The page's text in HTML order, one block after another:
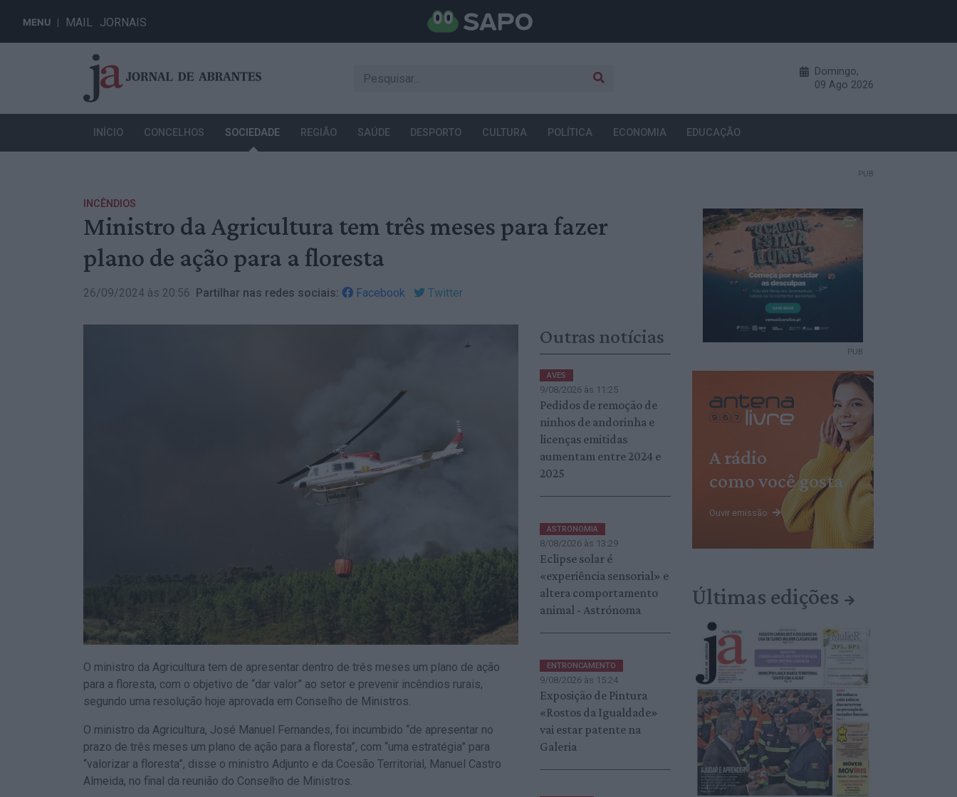
MENU MAIL JORNAIS
Domingo,
09 Ago 2026
INÍCIO CONCELHOS SOCIEDADE REGIÃO SAÚDE DESPORTO CULTURA POLÍTICA ECONOMIA EDUCAÇÃO
PUB
INCÊNDIOS
Ministro da Agricultura tem três meses para fazer
plano de ação para a floresta
26/09/2024 às 20:56 Partilhar nas redes sociais: Facebook Twitter
O ministro da Agricultura tem de apresentar dentro de três meses um plano de ação
para a floresta, com o objetivo de “dar valor” ao setor e prevenir incêndios rurais,
segundo uma resolução hoje aprovada em Conselho de Ministros.
O ministro da Agricultura, José Manuel Fernandes, foi incumbido “de apresentar no
prazo de três meses um plano de ação para a floresta”, com “uma estratégia” para
“valorizar a floresta”, disse o ministro Adjunto e da Coesão Territorial, Manuel Castro
Almeida, no final da reunião do Conselho de Ministros.
Outras notícias
AVES
9/08/2026 às 11:25
Pedidos de remoção de
ninhos de andorinha e
licenças emitidas
aumentam entre 2024 e
2025
ASTRONOMIA
8/08/2026 às 13:29
Eclipse solar é
«experiência sensorial» e
altera comportamento
animal - Astrónoma
ENTRONCAMENTO
9/08/2026 às 15:24
Exposição de Pintura
«Rostos da Igualdade»
vai estar patente na
Galeria
PUB
A rádio
como você gosta
Ouvir emissão
Últimas edições